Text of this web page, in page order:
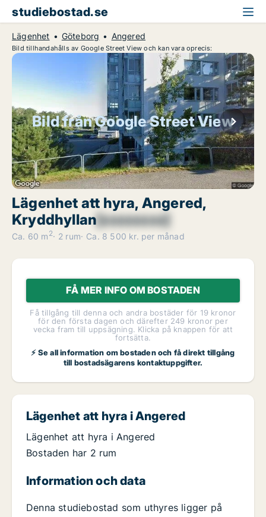
studiebostad.se
Lägenhet Göteborg Angered
Bild tillhandahålls av Google Street View och kan vara oprecis:
Bild från Google Street View
Lägenhet att hyra, Angered,
Kryddhyllan[xxxxxxxx]
Ca. 60 m 2 2 rum Ca. 8 500 kr. per månad
FÅ MER INFO OM BOSTADEN
Få tillgång till denna och andra bostäder för 19 kronor
för den första dagen och därefter 249 kronor per
vecka fram till uppsägning. Klicka på knappen för att
fortsätta.
⚡ Se all information om bostaden och få direkt tillgång
till bostadsägarens kontaktuppgifter.
Lägenhet att hyra i Angered
Lägenhet att hyra i Angered
Bostaden har 2 rum
Information och data
Denna studiebostad som uthyres ligger på